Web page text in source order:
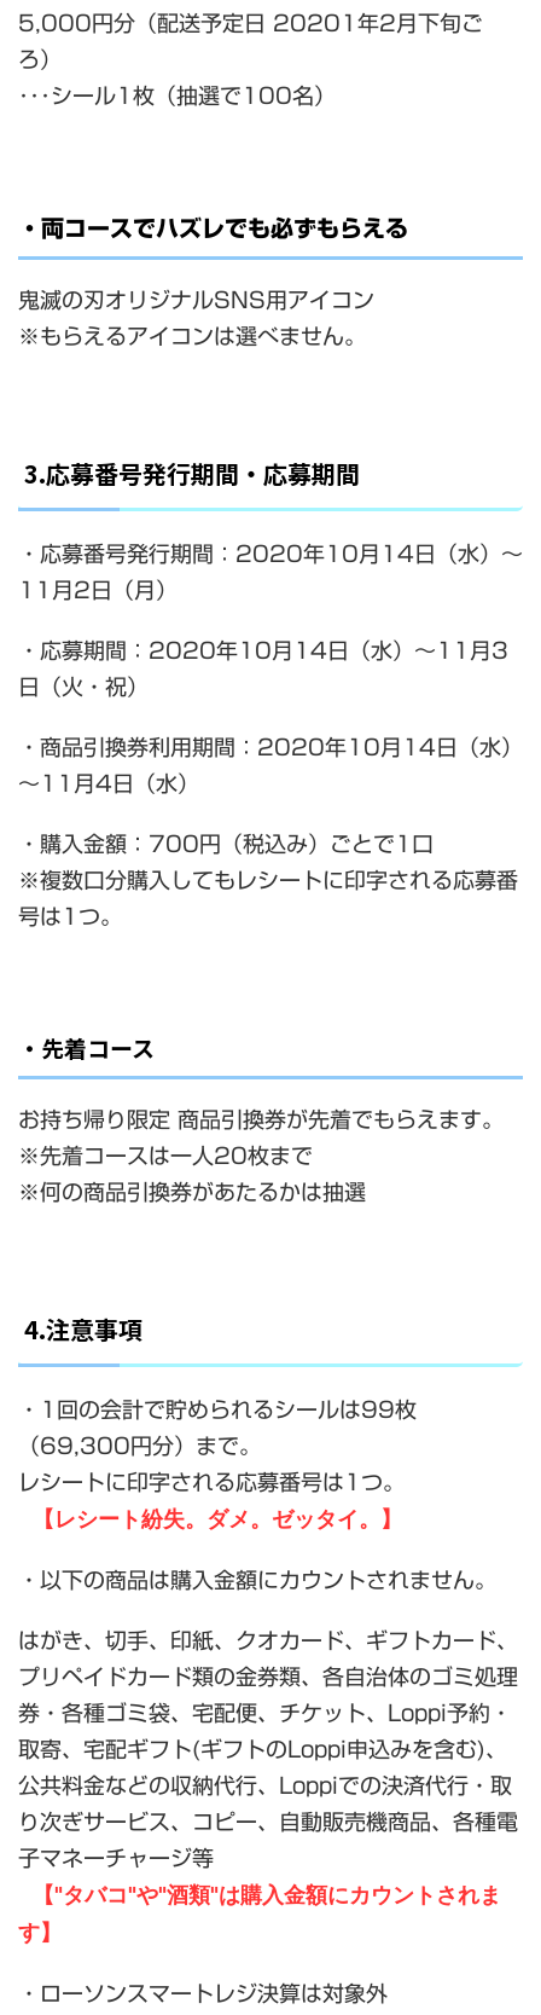
5,000円分（配送予定日 20201年2月下旬ご
ろ）
･･･シール1枚（抽選で100名）
・両コースでハズレでも必ずもらえる
鬼滅の刃オリジナルSNS用アイコン
※もらえるアイコンは選べません。
3.応募番号発行期間・応募期間
・応募番号発行期間：2020年10月14日（水）～
11月2日（月）
・応募期間：2020年10月14日（水）～11月3
日（火・祝）
・商品引換券利用期間：2020年10月14日（水）
～11月4日（水）
・購入金額：700円（税込み）ごとで1口
※複数口分購入してもレシートに印字される応募番
号は1つ。
・先着コース
お持ち帰り限定 商品引換券が先着でもらえます。
※先着コースは一人20枚まで
※何の商品引換券があたるかは抽選
4.注意事項
・1回の会計で貯められるシールは99枚
（69,300円分）まで。
レシートに印字される応募番号は1つ。
【レシート紛失。ダメ。ゼッタイ。】
・以下の商品は購入金額にカウントされません。
はがき、切手、印紙、クオカード、ギフトカード、
プリペイドカード類の金券類、各自治体のゴミ処理
券・各種ゴミ袋、宅配便、チケット、Loppi予約・
取寄、宅配ギフト(ギフトのLoppi申込みを含む)、
公共料金などの収納代行、Loppiでの決済代行・取
り次ぎサービス、コピー、自動販売機商品、各種電
子マネーチャージ等
【"タバコ"や"酒類"は購入金額にカウントされま
す】
・ローソンスマートレジ決算は対象外